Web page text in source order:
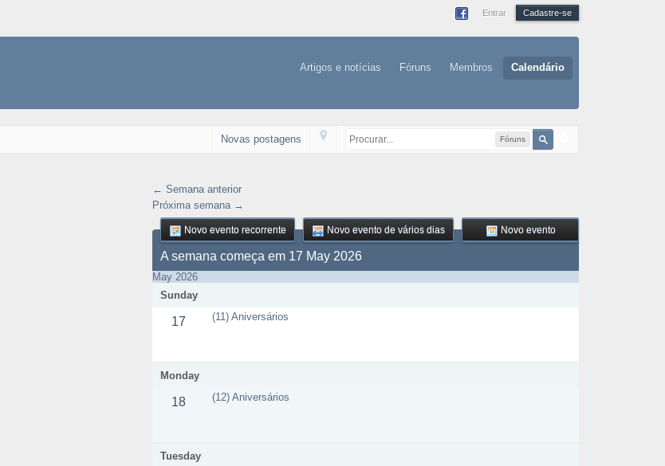
Entrar Cadastre-se
Artigos e notícias Fóruns Membros Calendário
Fóruns
Novas postagens
← Semana anterior
Próxima semana →
Novo evento
Novo evento de vários dias
Novo evento recorrente
A semana começa em 17 May 2026
May 2026
Sunday
17 (11) Aniversários
Monday
18 (12) Aniversários
Tuesday